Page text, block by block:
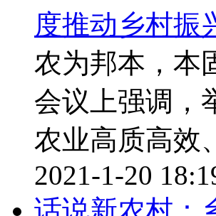
度推动乡村振
农为邦本，本
会议上强调，
农业高质高效
2021-1-20